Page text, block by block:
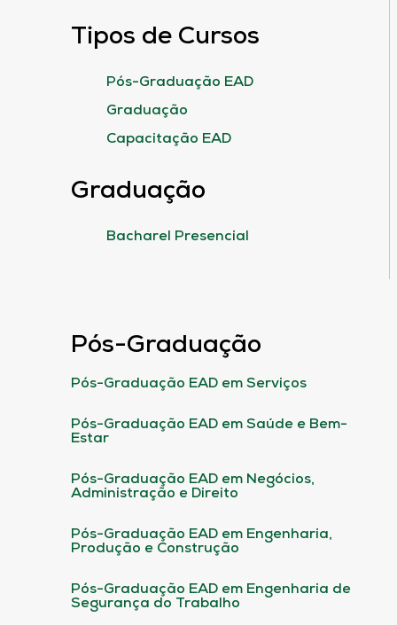
Tipos de Cursos
Pós-Graduação EAD
Graduação
Capacitação EAD
Graduação
Bacharel Presencial
Pós-Graduação
Pós-Graduação EAD em Serviços
Pós-Graduação EAD em Saúde e Bem-
Estar
Pós-Graduação EAD em Negócios,
Administração e Direito
Pós-Graduação EAD em Engenharia,
Produção e Construção
Pós-Graduação EAD em Engenharia de
Segurança do Trabalho